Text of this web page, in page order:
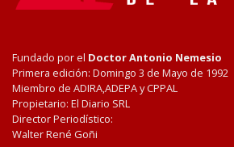
Fundado por el Doctor Antonio Nemesio
Primera edición: Domingo 3 de Mayo de 1992
Miembro de ADIRA,ADEPA y CPPAL
Propietario: El Diario SRL
Director Periodístico:
Walter René Goñi